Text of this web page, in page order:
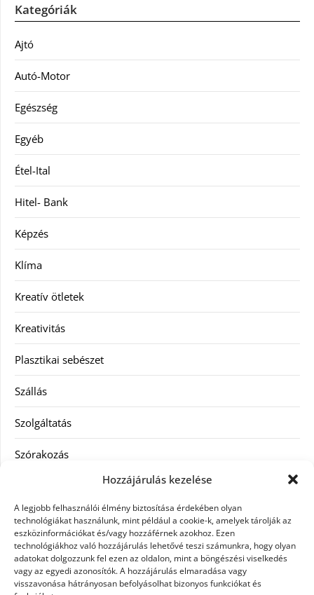
Hozzájárulás kezelése
A legjobb felhasználói élmény biztosítása érdekében olyan
technológiákat használunk, mint például a cookie-k, amelyek tárolják az
eszközinformációkat és/vagy hozzáférnek azokhoz. Ezen
technológiákhoz való hozzájárulás lehetővé teszi számunkra, hogy olyan
adatokat dolgozzunk fel ezen az oldalon, mint a böngészési viselkedés
vagy az egyedi azonosítók. A hozzájárulás elmaradása vagy
visszavonása hátrányosan befolyásolhat bizonyos funkciókat és
Kategóriák
Ajtó
Autó-Motor
Egészség
Egyéb
Étel-Ital
Hitel- Bank
Képzés
Klíma
Kreatív ötletek
Kreativitás
Plasztikai sebészet
Szállás
Szolgáltatás
Szórakozás
Vásárlás
Víztisztítás
Webáruház